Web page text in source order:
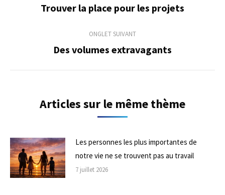
commentaire
Onglet
Trouver la place pour les projets
ONGLET SUIVANT
Onglet
Des volumes extravagants
Articles sur le même thème
Les personnes les plus importantes de
notre vie ne se trouvent pas au travail
7 juillet 2026